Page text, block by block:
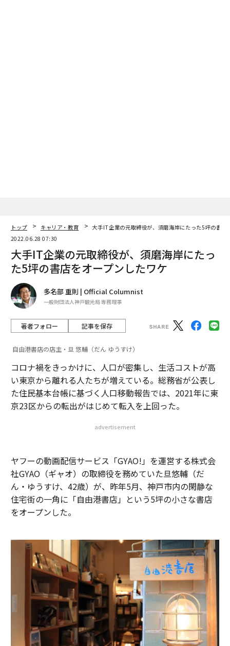
トップ キャリア・教育
大手IT企業の元取締役が、須磨海岸にたった5坪の書店
2022.06.28 07:30
大手IT企業の元取締役が、須磨海岸にたっ
た5坪の書店をオープンしたワケ
多名部 重則 | Official Columnist
一般財団法人神戸観光局 専務理事
著者フォロー 記事を保存
自由港書店の店主・旦 悠輔（だん ゆうすけ）
コロナ禍をきっかけに、人口が密集し、生活コストが高
い東京から離れる人たちが増えている。総務省が公表し
た住民基本台帳に基づく人口移動報告では、2021年に東
京23区からの転出がはじめて転入を上回った。
advertisement
ヤフーの動画配信サービス「GYAO!」を運営する株式会
社GYAO（ギャオ）の取締役を務めていた旦悠輔（だ
ん・ゆうすけ、42歳）が、昨年5月、神戸市内の閑静な
住宅街の一角に「自由港書店」という5坪の小さな書店
をオープンした。